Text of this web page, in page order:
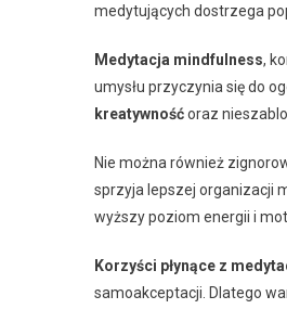
medytujących dostrzega
Medytacja mindfulness,
umysłu przyczynia się do
kreatywnośćoraz
Nie można również
sprzyja lepszej organizacji
wyższy poziom energii i
Korzyści płynące z
samoakceptacji. Dlatego